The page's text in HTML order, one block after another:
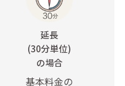
延長
(30分単位)
の場合
基本料金の